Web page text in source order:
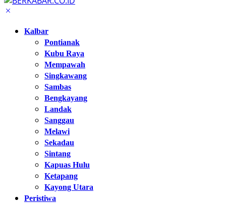
Kalbar
Pontianak
Kubu Raya
Mempawah
Singkawang
Sambas
Bengkayang
Landak
Sanggau
Melawi
Sekadau
Sintang
Kapuas Hulu
Ketapang
Kayong Utara
Peristiwa